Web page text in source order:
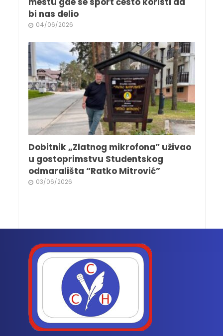
bi nas delio
04/06/2026
Dobitnik „Zlatnog mikrofona” uživao
u gostoprimstvu Studentskog
odmarališta “Ratko Mitrović”
03/06/2026